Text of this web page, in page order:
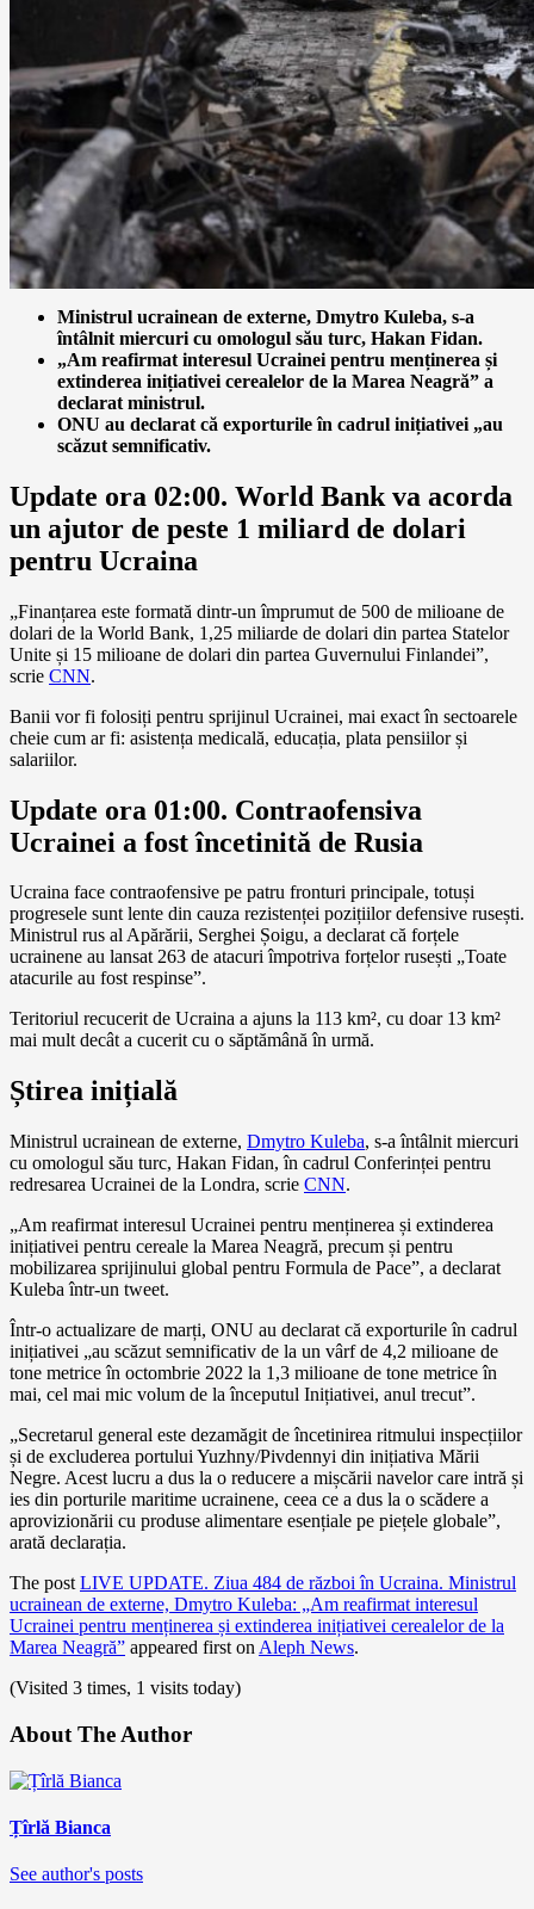
Ministrul ucrainean de externe, Dmytro Kuleba, s-a
întâlnit miercuri cu omologul său turc, Hakan Fidan.
„Am reafirmat interesul Ucrainei pentru menținerea și
extinderea inițiativei cerealelor de la Marea Neagră” a
declarat ministrul.
ONU au declarat că exporturile în cadrul inițiativei „au
scăzut semnificativ.
Update ora 02:00. World Bank va acorda
un ajutor de peste 1 miliard de dolari
pentru Ucraina
„Finanțarea este formată dintr-un împrumut de 500 de milioane de
dolari de la World Bank, 1,25 miliarde de dolari din partea Statelor
Unite și 15 milioane de dolari din partea Guvernului Finlandei”,
scrie CNN.
Banii vor fi folosiți pentru sprijinul Ucrainei, mai exact în sectoarele
cheie cum ar fi: asistența medicală, educația, plata pensiilor și
salariilor.
Update ora 01:00. Contraofensiva
Ucrainei a fost încetinită de Rusia
Ucraina face contraofensive pe patru fronturi principale, totuși
progresele sunt lente din cauza rezistenței pozițiilor defensive rusești.
Ministrul rus al Apărării, Serghei Șoigu, a declarat că forțele
ucrainene au lansat 263 de atacuri împotriva forțelor rusești „Toate
atacurile au fost respinse”.
Teritoriul recucerit de Ucraina a ajuns la 113 km², cu doar 13 km²
mai mult decât a cucerit cu o săptămână în urmă.
Știrea inițială
Ministrul ucrainean de externe, Dmytro Kuleba, s-a întâlnit miercuri
cu omologul său turc, Hakan Fidan, în cadrul Conferinței pentru
redresarea Ucrainei de la Londra, scrie CNN.
„Am reafirmat interesul Ucrainei pentru menținerea și extinderea
inițiativei pentru cereale la Marea Neagră, precum și pentru
mobilizarea sprijinului global pentru Formula de Pace”, a declarat
Kuleba într-un tweet.
Într-o actualizare de marți, ONU au declarat că exporturile în cadrul
inițiativei „au scăzut semnificativ de la un vârf de 4,2 milioane de
tone metrice în octombrie 2022 la 1,3 milioane de tone metrice în
mai, cel mai mic volum de la începutul Inițiativei, anul trecut”.
„Secretarul general este dezamăgit de încetinirea ritmului inspecțiilor
și de excluderea portului Yuzhny/Pivdennyi din inițiativa Mării
Negre. Acest lucru a dus la o reducere a mișcării navelor care intră și
ies din porturile maritime ucrainene, ceea ce a dus la o scădere a
aprovizionării cu produse alimentare esențiale pe piețele globale”,
arată declarația.
The post LIVE UPDATE. Ziua 484 de război în Ucraina. Ministrul
ucrainean de externe, Dmytro Kuleba: „Am reafirmat interesul
Ucrainei pentru menținerea și extinderea inițiativei cerealelor de la
Marea Neagră” appeared first on Aleph News.
(Visited 3 times, 1 visits today)
About The Author
Țîrlă Bianca
See author's posts